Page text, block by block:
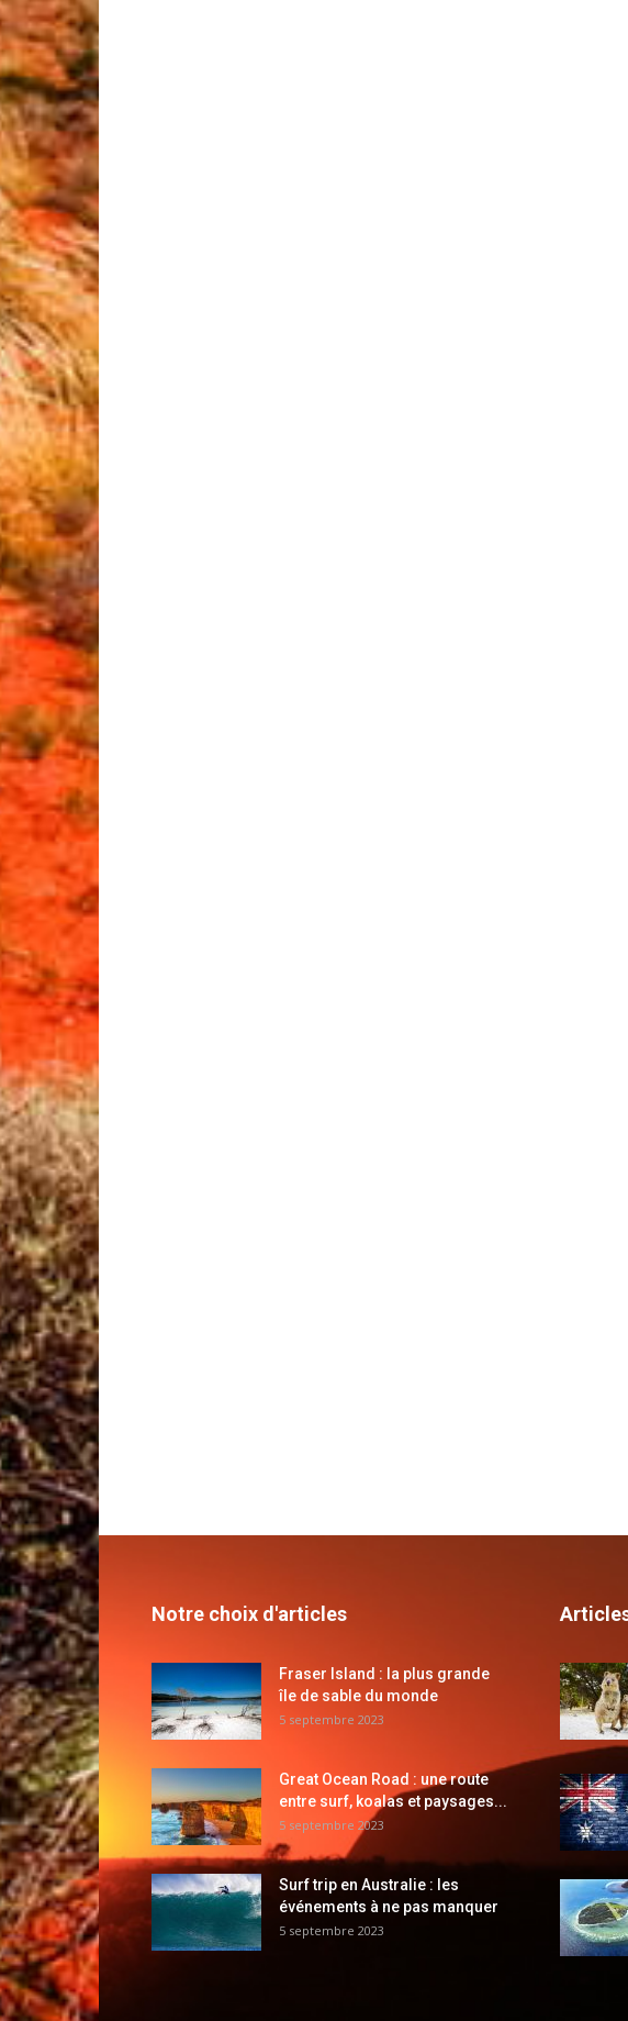
Notre choix d'articles
Fraser Island : la plus grande
île de sable du monde
5 septembre 2023
Great Ocean Road : une route
entre surf, koalas et paysages...
5 septembre 2023
Surf trip en Australie : les
événements à ne pas manquer
5 septembre 2023